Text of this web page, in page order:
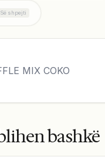
Së shpejti
MIX COKO
bashkë